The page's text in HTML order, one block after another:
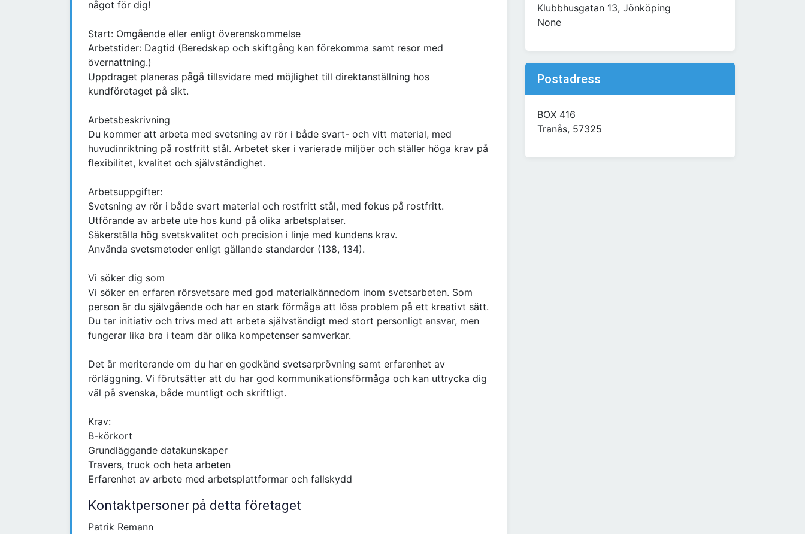
något för dig!
Start: Omgående eller enligt överenskommelse
Arbetstider: Dagtid (Beredskap och skiftgång kan förekomma samt resor med
övernattning.)
Uppdraget planeras pågå tillsvidare med möjlighet till direktanställning hos
kundföretaget på sikt.
Arbetsbeskrivning
Du kommer att arbeta med svetsning av rör i både svart- och vitt material, med
huvudinriktning på rostfritt stål. Arbetet sker i varierade miljöer och ställer höga krav på
flexibilitet, kvalitet och självständighet.
Arbetsuppgifter:
Svetsning av rör i både svart material och rostfritt stål, med fokus på rostfritt.
Utförande av arbete ute hos kund på olika arbetsplatser.
Säkerställa hög svetskvalitet och precision i linje med kundens krav.
Använda svetsmetoder enligt gällande standarder (138, 134).
Vi söker dig som
Vi söker en erfaren rörsvetsare med god materialkännedom inom svetsarbeten. Som
person är du självgående och har en stark förmåga att lösa problem på ett kreativt sätt.
Du tar initiativ och trivs med att arbeta självständigt med stort personligt ansvar, men
fungerar lika bra i team där olika kompetenser samverkar.
Det är meriterande om du har en godkänd svetsarprövning samt erfarenhet av
rörläggning. Vi förutsätter att du har god kommunikationsförmåga och kan uttrycka dig
väl på svenska, både muntligt och skriftligt.
Krav:
B-körkort
Grundläggande datakunskaper
Travers, truck och heta arbeten
Erfarenhet av arbete med arbetsplattformar och fallskydd
Kontaktpersoner på detta företaget
Patrik Remann
Klubbhusgatan 13, Jönköping
None
Postadress
BOX 416
Tranås, 57325